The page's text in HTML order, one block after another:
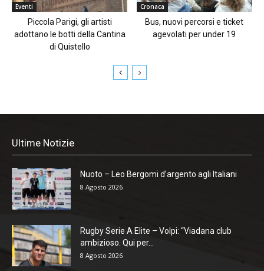
Eventi
Piccola Parigi, gli artisti
adottano le botti della Cantina
di Quistello
Cronaca
Bus, nuovi percorsi e ticket
agevolati per under 19
Ultime Notizie
Nuoto – Leo Bergomi d’argento agli Italiani
8 Agosto 2026
Rugby Serie A Elite – Volpi: “Viadana club
ambizioso. Qui per...
8 Agosto 2026